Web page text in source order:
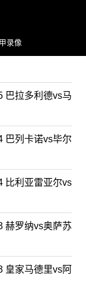
录像
巴拉多利德vs马
巴列卡诺vs毕尔
比利亚雷亚尔vs
赫罗纳vs奥萨苏
皇家马德里vs阿